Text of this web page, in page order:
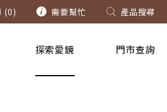
(0) 需要幫忙 產品搜尋
探索愛鏡 門市查詢